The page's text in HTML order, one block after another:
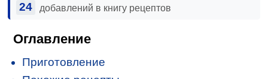
24 добавлений в книгу рецептов
Оглавление
Приготовление